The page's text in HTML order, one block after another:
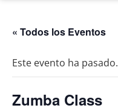
« Todos los Eventos
Este evento ha pasado.
Zumba Class